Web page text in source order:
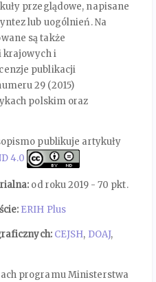
przeglądowe, napisane
lub uogólnień. Na
są także
krajowych i
publikacji
29 (2015)
polskim oraz
publikuje artykuły
4.0
od roku 2019 - 70 pkt.
ERIH Plus
CEJSH, DOAJ,
programu Ministerstwa